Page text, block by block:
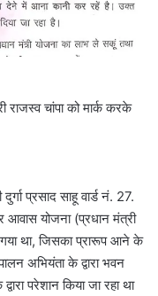
चांपा को मार्क करके
प्रसाद साहू वार्ड नं. 27.
आवास योजना (प्रधान मंत्री
था, जिसका प्रारूप आने के
अभियंता के द्वारा भवन
परेशान किया जा रहा था